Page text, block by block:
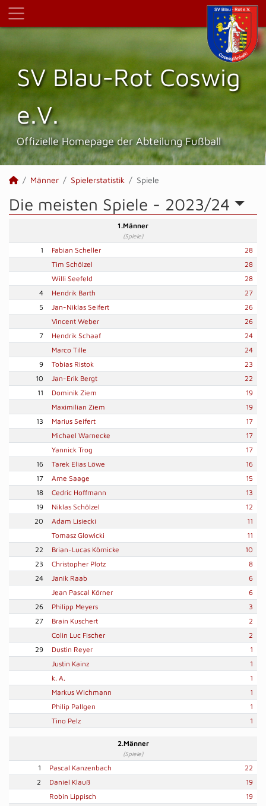
SV Blau-Rot Coswig
e.V.
Offizielle Homepage der Abteilung Fußball
Männer Spielerstatistik Spiele
Die meisten Spiele - 2023/24
1.Männer
(Spiele)
1 Fabian Scheller
28
Tim Schölzel
28
Willi Seefeld
28
4
Hendrik Barth
27
5
Jan-Niklas Seifert
26
Vincent Weber
26
7
Hendrik Schaaf
24
Marco Tille
24
9
Tobias Ristok
23
10
Jan-Erik Bergt
22
11
Dominik Ziem
19
Maximilian Ziem
19
13
Marius Seifert
17
Michael Warnecke
17
Yannick Trog
17
16
Tarek Elias Löwe
16
17
Arne Saage
15
18
Cedric Hoffmann
13
19
Niklas Schölzel
12
20
Adam Lisiecki
11
Tomasz Glowicki
11
22
Brian-Lucas Körnicke
10
23
Christopher Plotz
8
24
Janik Raab
6
Jean Pascal Körner
6
26
Philipp Meyers
3
27
Brain Kuschert
2
Colin Luc Fischer
2
29
Dustin Reyer
1
Justin Kainz
1
k. A.
1
Markus Wichmann
1
Philip Pallgen
1
Tino Pelz
1
2.Männer
(Spiele)
1 Pascal Kanzenbach
22
2
Daniel Klauß
19
Robin Lippisch
19